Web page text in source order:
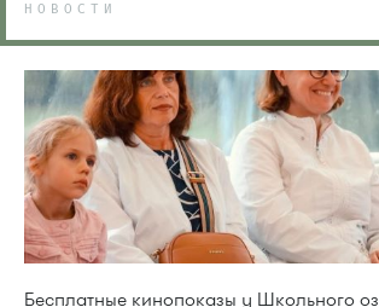
НОВОСТИ
Бесплатные кинопоказы у Школьного